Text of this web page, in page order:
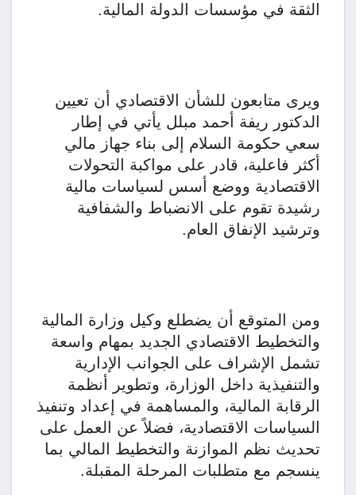
الثقة في مؤسسات الدولة المالية.
ويرى متابعون للشأن الاقتصادي أن تعيين
الدكتور ريفة أحمد مبلل يأتي في إطار
سعي حكومة السلام إلى بناء جهاز مالي
أكثر فاعلية، قادر على مواكبة التحولات
الاقتصادية ووضع أسس لسياسات مالية
رشيدة تقوم على الانضباط والشفافية
وترشيد الإنفاق العام.
ومن المتوقع أن يضطلع وكيل وزارة المالية
والتخطيط الاقتصادي الجديد بمهام واسعة
تشمل الإشراف على الجوانب الإدارية
والتنفيذية داخل الوزارة، وتطوير أنظمة
الرقابة المالية، والمساهمة في إعداد وتنفيذ
السياسات الاقتصادية، فضلاً عن العمل على
تحديث نظم الموازنة والتخطيط المالي بما
ينسجم مع متطلبات المرحلة المقبلة.